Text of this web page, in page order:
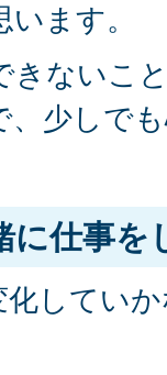
ます。
きないこ
、少しで
に仕事を
してい